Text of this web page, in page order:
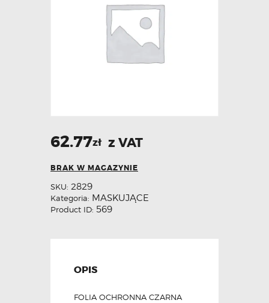
62.77zł z VAT
BRAK W MAGAZYNIE
SKU: 2829
Kategoria: MASKUJĄCE
Product ID: 569
OPIS
FOLIA OCHRONNA CZARNA